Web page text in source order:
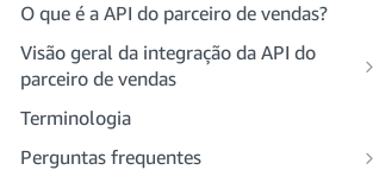
O que é a API do parceiro de vendas?
Visão geral da integração da API do
parceiro de vendas
Integração como desenvolvedor
Integração como provedor de serviços
Terminologia
Perguntas frequentes